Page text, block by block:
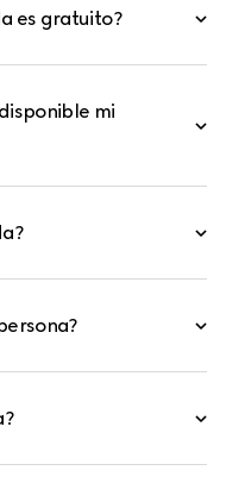
es gratuito?
mi